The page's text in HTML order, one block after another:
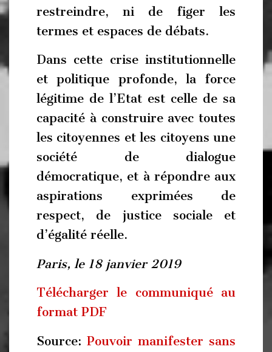
restreindre, ni de figer les
termes et espaces de débats.
Dans cette crise institutionnelle
et politique profonde, la force
légitime de l’Etat est celle de sa
capacité à construire avec toutes
les citoyennes et les citoyens une
société de dialogue
démocratique, et à répondre aux
aspirations exprimées de
respect, de justice sociale et
d’égalité réelle.
Paris, le 18 janvier 2019
Télécharger le communiqué au
format PDF
Source: Pouvoir manifester sans